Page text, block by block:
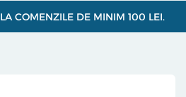
COMENZILE DE MINIM 100 LEI.